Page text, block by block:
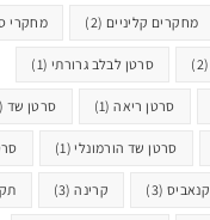
מחקרים קליניים (2) מחקרי
(2) סרטן לבלב גרורתי (1)
סרטן ריאה(1) סרטן שד (2)
סרטן שד הורמונלי(1)
קנאביס (3) קרינה(3)